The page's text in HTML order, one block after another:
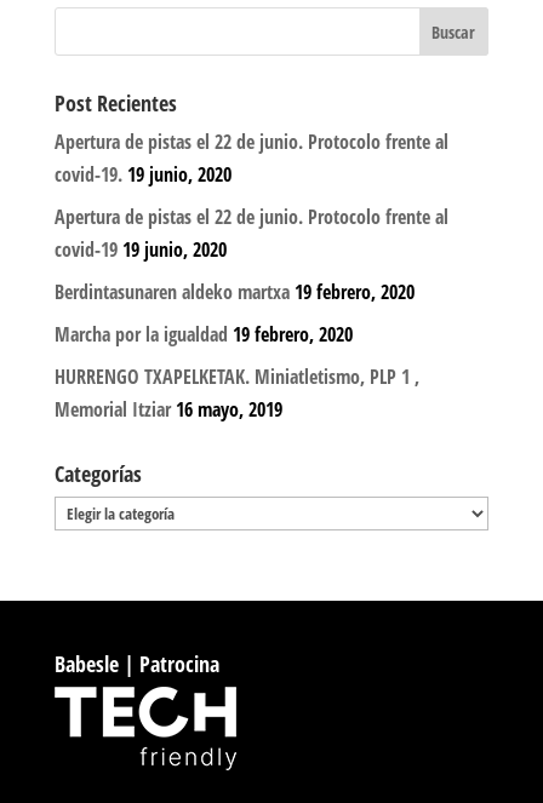
Post Recientes
Apertura de pistas el 22 de junio. Protocolo frente al
covid-19. 19 junio, 2020
Apertura de pistas el 22 de junio. Protocolo frente al
covid-19 19 junio, 2020
Berdintasunaren aldeko martxa 19 febrero, 2020
Marcha por la igualdad 19 febrero, 2020
HURRENGO TXAPELKETAK. Miniatletismo, PLP 1 ,
Memorial Itziar 16 mayo, 2019
Categorías
Categorías
Babesle | Patrocina